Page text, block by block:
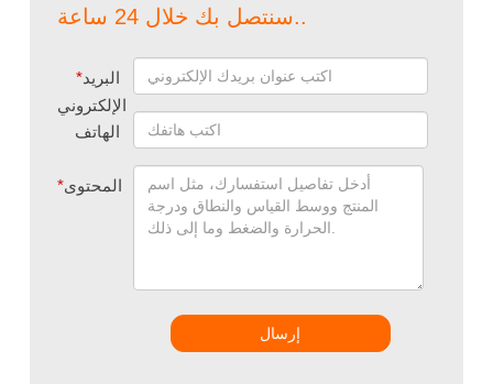
سنتصل بك خلال 24 ساعة..
*البريد
الإلكتروني
الهاتف
*المحتوى
إرسال